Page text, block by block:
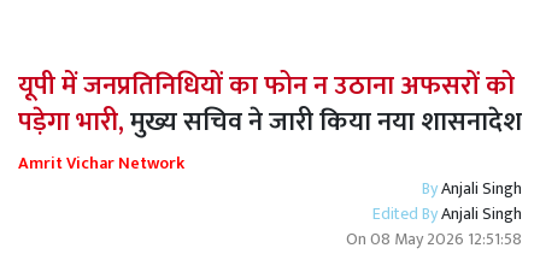
यूपी में जनप्रतिनिधियों का फोन न उठाना अफसरों को
पड़ेगा भारी,मुख्य सचिव ने जारी किया नया शासनादेश
Amrit Vichar Network
ByAnjali Singh
Edited ByAnjali Singh
On08 May 2026 12:51:58